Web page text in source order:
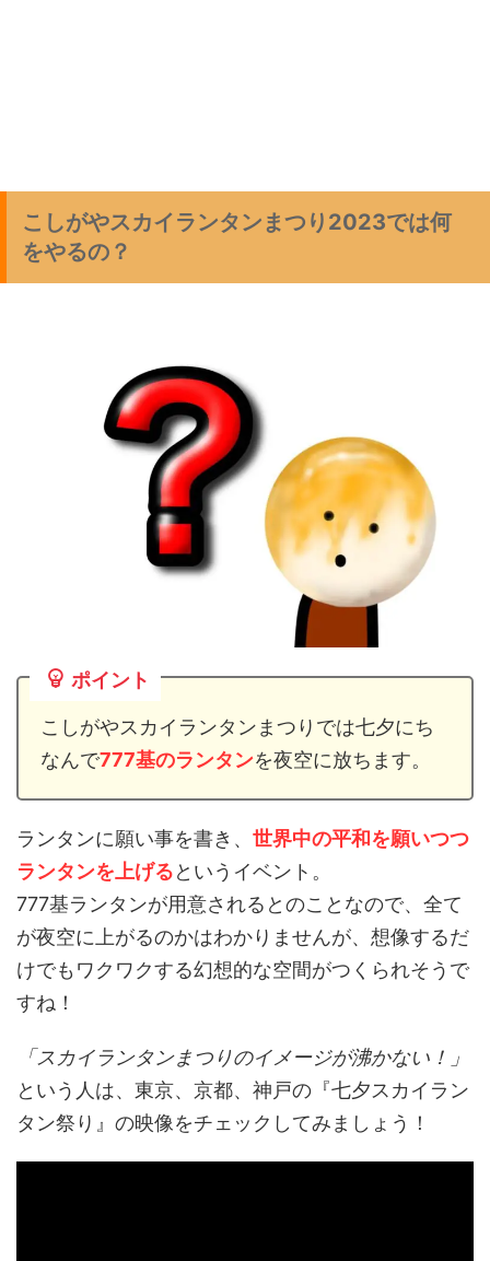
こしがやスカイランタンまつり2023では何
をやるの？
ポイント
こしがやスカイランタンまつりでは七夕にち
なんで777基のランタンを夜空に放ちます。
ランタンに願い事を書き、 世界中の平和を願いつつ
ランタンを上げるというイベント。
777基ランタンが用意されるとのことなので、全て
が夜空に上がるのかはわかりませんが、想像するだ
けでもワクワクする幻想的な空間がつくられそうで
すね！
「スカイランタンまつりのイメージが沸かない！」
という人は、東京、京都、神戸の『七夕スカイラン
タン祭り』の映像をチェックしてみましょう！